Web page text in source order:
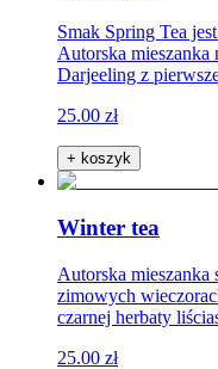
Smak Spring Tea
Autorska mieszanka
Darjeeling z
25.00 zł
+ koszyk
Winter tea
Autorska mieszanka
zimowych
czarnej herbaty
25.00 zł